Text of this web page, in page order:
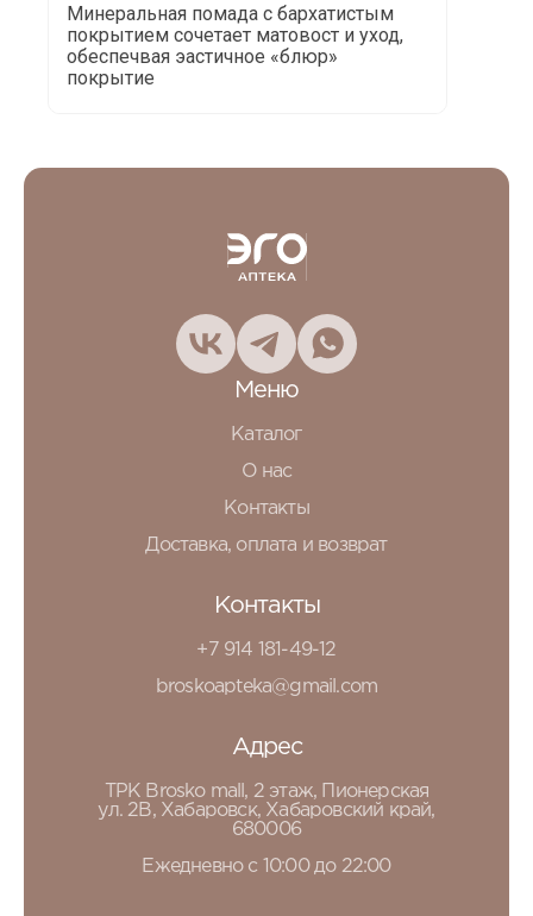
Минеральная помада с бархатистым
покрытием сочетает матовост и уход,
обеспечвая эастичное «блюр»
покрытие
Меню
Каталог
О нас
Контакты
Доставка, оплата и возврат
Контакты
+7 914 181-49-12
broskoapteka@gmail.com
Адрес
ТРК Brosko mall, 2 этаж, Пионерская
ул. 2В, Хабаровск, Хабаровский край,
680006
Ежедневно с 10:00 до 22:00